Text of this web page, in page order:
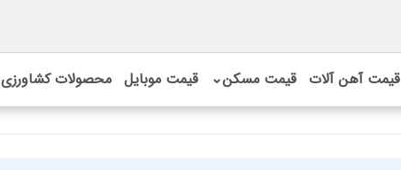
قیمت آهن آلات قیمت مسکن⌄ قیمت موبایل محصولات کشاورزی